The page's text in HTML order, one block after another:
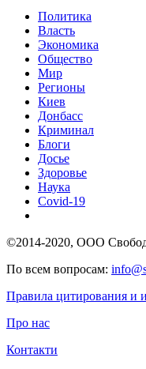
Политика
Власть
Экономика
Общество
Мир
Регионы
Киев
Донбасс
Криминал
Блоги
Досье
Здоровье
Наука
Covid-19
©2014-2020, ООО
По всем вопросам:
Правила цитирования и
Про нас
Контакти